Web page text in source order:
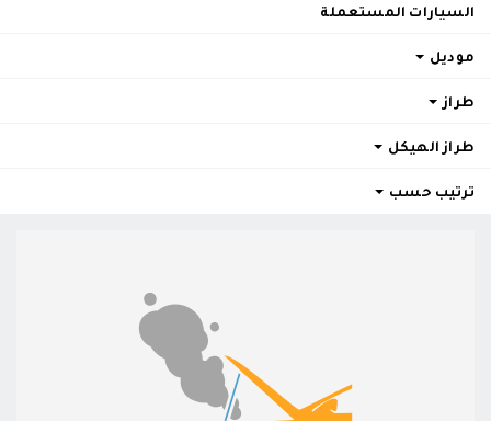
السيارات المستعملة
موديل
طراز
طراز الهيكل
ترتيب حسب